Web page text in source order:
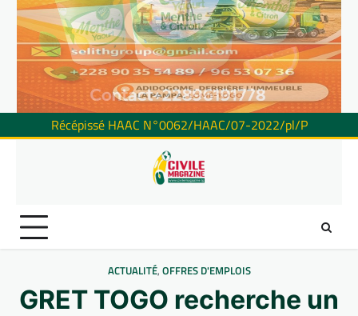
Récépissé HAAC N°0062/HAAC/07-2022/pl/P
ACTUALITÉ, OFFRES D'EMPLOIS
GRET TOGO recherche un